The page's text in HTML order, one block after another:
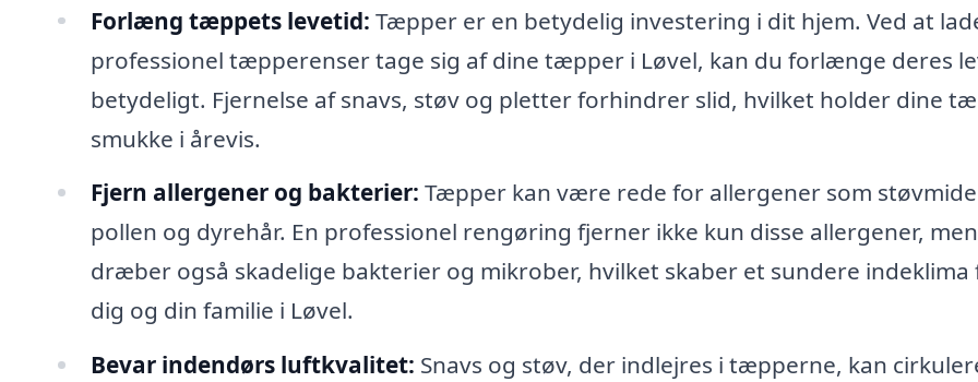
Forlæng tæppets levetid: Tæpper er en betydelig investering i dit hjem. Ved at
professionel tæpperenser tage sig af dine tæpper i Løvel, kan du forlænge deres
betydeligt. Fjernelse af snavs, støv og pletter forhindrer slid, hvilket holder dine
smukke i årevis.
Fjern allergener og bakterier: Tæpper kan være rede for allergener som
pollen og dyrehår. En professionel rengøring fjerner ikke kun disse allergener, men
dræber også skadelige bakterier og mikrober, hvilket skaber et sundere indeklima
dig og din familie i Løvel.
Bevar indendørs luftkvalitet: Snavs og støv, der indlejres i tæpperne, kan